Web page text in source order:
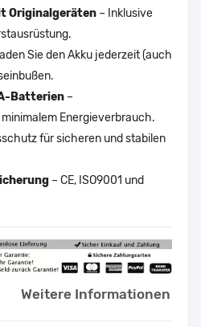
Originalgeräten – Inklusive
Sie den Akku jederzeit (auch
Batterien –
Energieverbrauch.
für sicheren und stabilen
– CE, ISO9001 und
Weitere Informationen